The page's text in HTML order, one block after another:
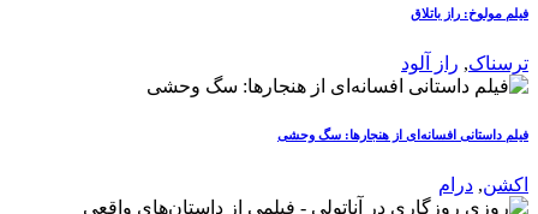
فیلم مولوخ: راز باتلاق
ترسناک, راز آلود
فیلم داستانی افسانه‌ای از هنجارها: سگ وحشی
اکشن, درام